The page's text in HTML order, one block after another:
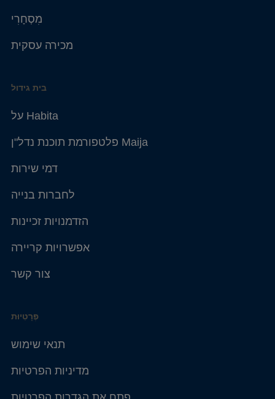
מִסְחָרִי
מכירה עסקית
בית גידול
על Habita
פלטפורמת תוכנת נדל"ן Maija
דמי שירות
לחברות בנייה
הזדמנויות זכיינות
אפשרויות קריירה
צור קשר
פְּרָטִיוּת
תנאי שימוש
מדיניות הפרטיות